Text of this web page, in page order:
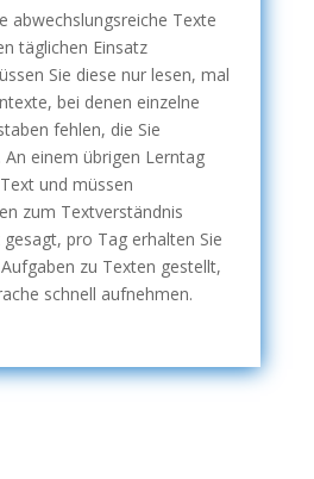
abwechslungsreiche Texte
täglichen Einsatz
Sie diese nur lesen, mal
bei denen einzelne
fehlen, die Sie
An einem übrigen Lerntag
und müssen
zum Textverständnis
pro Tag erhalten Sie
zu Texten gestellt,
schnell aufnehmen.